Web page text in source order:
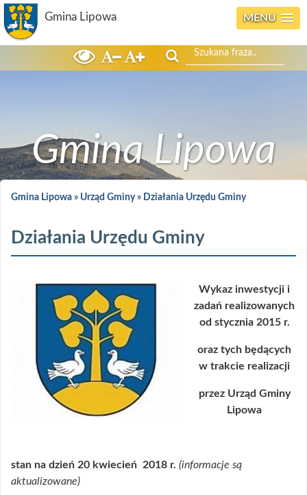
Gmina Lipowa MENU
Szukaj
Gmina Lipowa
Gmina Lipowa » Urząd Gminy» Działania Urzędu Gminy
Działania Urzędu Gminy
Wykaz inwestycji i
zadań realizowanych
od stycznia 2015 r.
oraz tych będących
w trakcie realizacji
przez Urząd Gminy
Lipowa
stan na dzień 20 kwiecień 2018 r. (informacje są
aktualizowane)